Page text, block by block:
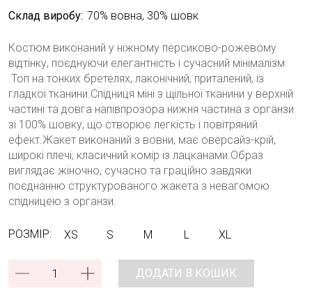
Склад виробу: 70% вовна, 30% шовк
Костюм виконаний у ніжному персиково-рожевому
відтінку, поєднуючи елегантність і сучасний мінімалізм
.Топ на тонких бретелях, лаконічний, приталений, із
гладкої тканини.Спідниця міні з щільної тканини у верхній
частині та довга напівпрозора нижня частина з органзи
зі 100% шовку, що створює легкість і повітряний
ефект.Жакет виконаний з вовни, має оверсайз-крій,
широкі плечі, класичний комір із лацканами.Образ
виглядає жіночно, сучасно та граційно завдяки
поєднанню структурованого жакета з невагомою
спідницею з органзи.
РОЗМІР: XS S M L XL
ДОДАТИ В КОШИК